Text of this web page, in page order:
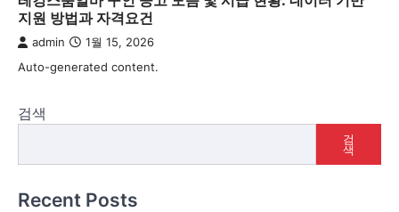
지원 방법과 자격요건
admin 1월 15, 2026
Auto-generated content.
검색
검
색
Recent Posts